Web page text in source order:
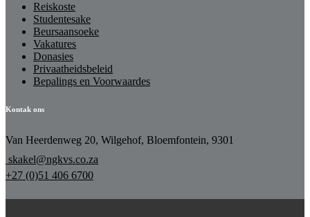
Reiskoste
Studentesake
Beursaansoeke
Vakatures
Donasies
Privaatheidsbeleid
Bepalings en Voorwaardes
Kontak ons
Van Heerdenweg 20, Wilgehof, Bloemfontein, 9301
skakel@ngkvs.co.za
+27 (0)51 406 6700